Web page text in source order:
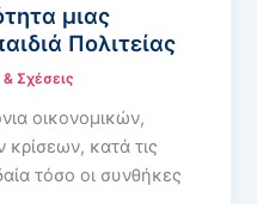
μιας
Πολιτείας
Σχέσεις
οικονομικών,
κρίσεων, κατά τις
τόσο οι συνθήκες